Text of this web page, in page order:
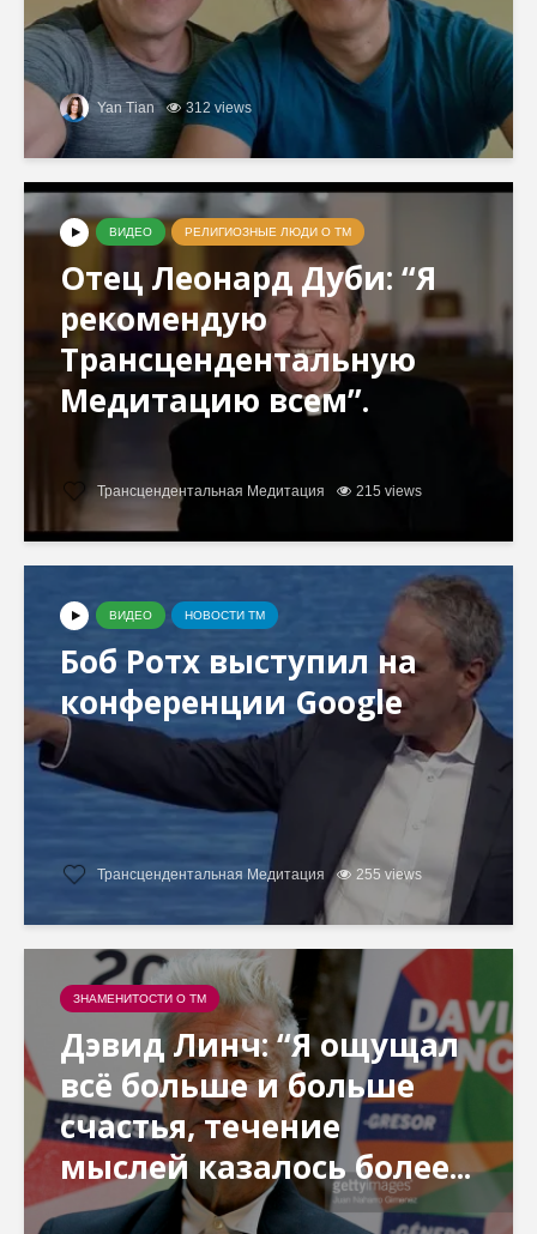
Yan Tian 312 views
ВИДЕО РЕЛИГИОЗНЫЕ ЛЮДИ О ТМ
Отец Леонард Дуби: “Я
рекомендую
Трансцендентальную
Медитацию всем”.
Трансцендентальная Медитация 215 views
ВИДЕО НОВОСТИ ТМ
Боб Ротх выступил на
конференции Google
Трансцендентальная Медитация 255 views
ЗНАМЕНИТОСТИ О ТМ
Дэвид Линч: “Я ощущал
всё больше и больше
счастья, течение
мыслей казалось более...